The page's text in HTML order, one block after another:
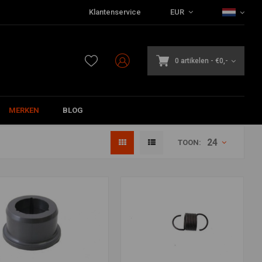
Klantenservice EUR
0 artikelen - €0,-
MERKEN BLOG
TOON: 24